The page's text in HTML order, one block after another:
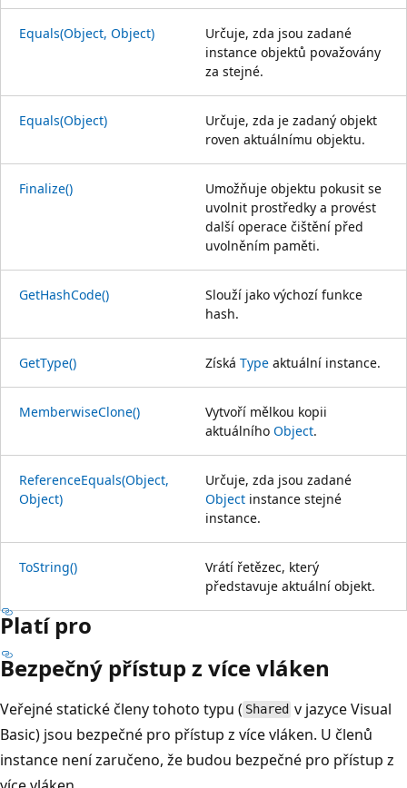
Equals(Object, Object)
Určuje, zda jsou zadané
instance objektů považovány
za stejné.
Equals(Object)
Určuje, zda je zadaný objekt
roven aktuálnímu objektu.
Finalize()
Umožňuje objektu pokusit se
uvolnit prostředky a provést
další operace čištění před
uvolněním paměti.
GetHashCode()
Slouží jako výchozí funkce
hash.
GetType() Získá Type aktuální instance.
MemberwiseClone()
Vytvoří mělkou kopii
aktuálního Object.
ReferenceEquals(Object,
Object)
Určuje, zda jsou zadané
Object instance stejné
instance.
ToString()
Vrátí řetězec, který
představuje aktuální objekt.
Platí pro
Bezpečný přístup z více vláken
Veřejné statické členy tohoto typu ( Shared v jazyce Visual
Basic) jsou bezpečné pro přístup z více vláken. U členů
instance není zaručeno, že budou bezpečné pro přístup z